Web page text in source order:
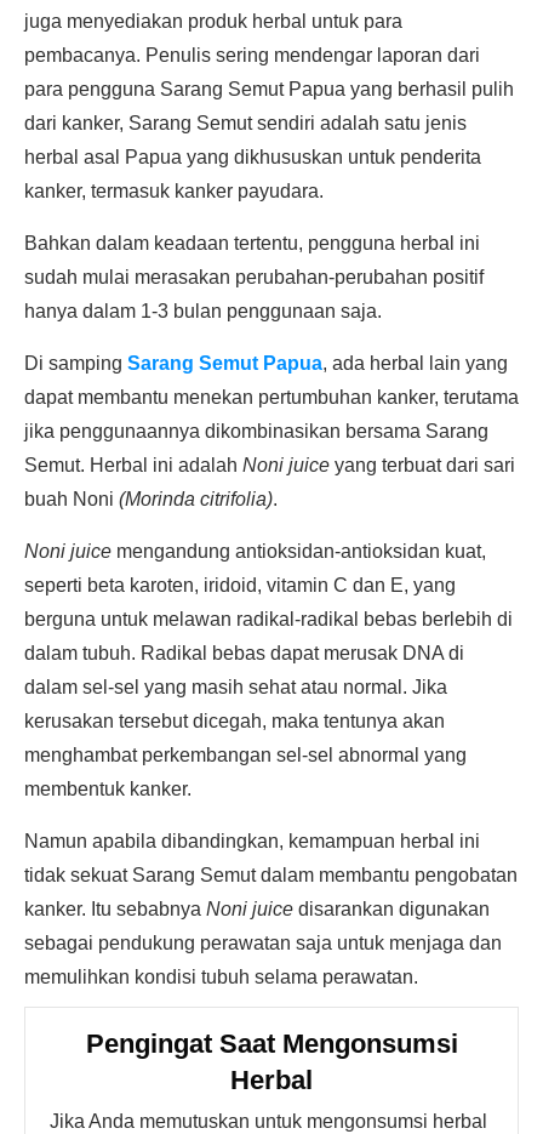
juga menyediakan produk herbal untuk para
pembacanya. Penulis sering mendengar laporan dari
para pengguna Sarang Semut Papua yang berhasil pulih
dari kanker, Sarang Semut sendiri adalah satu jenis
herbal asal Papua yang dikhususkan untuk penderita
kanker, termasuk kanker payudara.
Bahkan dalam keadaan tertentu, pengguna herbal ini
sudah mulai merasakan perubahan-perubahan positif
hanya dalam 1-3 bulan penggunaan saja.
Di samping Sarang Semut Papua, ada herbal lain yang
dapat membantu menekan pertumbuhan kanker, terutama
jika penggunaannya dikombinasikan bersama Sarang
Semut. Herbal ini adalah Noni juice yang terbuat dari sari
buah Noni (Morinda citrifolia).
Noni juice mengandung antioksidan-antioksidan kuat,
seperti beta karoten, iridoid, vitamin C dan E, yang
berguna untuk melawan radikal-radikal bebas berlebih di
dalam tubuh. Radikal bebas dapat merusak DNA di
dalam sel-sel yang masih sehat atau normal. Jika
kerusakan tersebut dicegah, maka tentunya akan
menghambat perkembangan sel-sel abnormal yang
membentuk kanker.
Namun apabila dibandingkan, kemampuan herbal ini
tidak sekuat Sarang Semut dalam membantu pengobatan
kanker. Itu sebabnya Noni juice disarankan digunakan
sebagai pendukung perawatan saja untuk menjaga dan
memulihkan kondisi tubuh selama perawatan.
Pengingat Saat Mengonsumsi
Herbal
Jika Anda memutuskan untuk mengonsumsi herbal